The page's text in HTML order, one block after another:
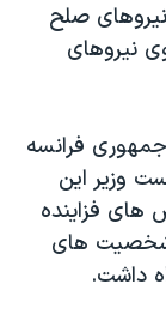
صلح
نیروهای
فرانسه
وزیر این
های فزاینده
شخصیت های
داشت.